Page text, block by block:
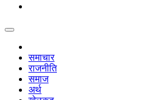
समाचार
राजनीति
समाज
अर्थ